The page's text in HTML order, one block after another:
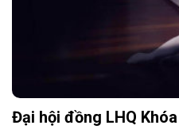
Đại hội đồng LHQ